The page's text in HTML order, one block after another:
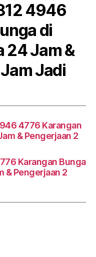
4946
di
24 Jam &
Jadi
4776 Karangan
& Pengerjaan 2
Karangan Bunga
& Pengerjaan 2